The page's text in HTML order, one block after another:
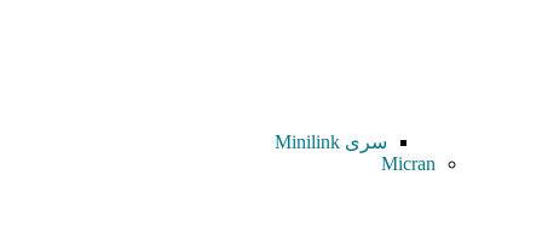
سری Minilink
Micran